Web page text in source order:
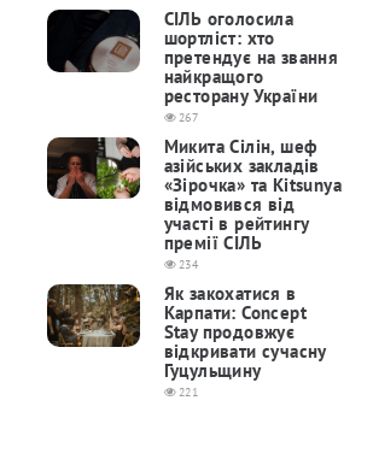
СІЛЬ оголосила
шортліст: хто
претендує на звання
найкращого
ресторану України
267
Микита Сілін, шеф
азійських закладів
«Зірочка» та Kitsunya
відмовився від
участі в рейтингу
премії СІЛЬ
234
Як закохатися в
Карпати: Concept
Stay продовжує
відкривати сучасну
Гуцульщину
221